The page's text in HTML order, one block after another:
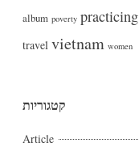
album poverty practicing
travel vietnam women
קטגוריות
Article